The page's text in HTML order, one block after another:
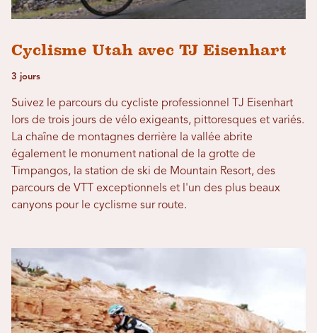
Cyclisme Utah avec TJ Eisenhart
3 jours
Suivez le parcours du cycliste professionnel TJ Eisenhart
lors de trois jours de vélo exigeants, pittoresques et variés.
La chaîne de montagnes derrière la vallée abrite
également le monument national de la grotte de
Timpangos, la station de ski de Mountain Resort, des
parcours de VTT exceptionnels et l'un des plus beaux
canyons pour le cyclisme sur route.